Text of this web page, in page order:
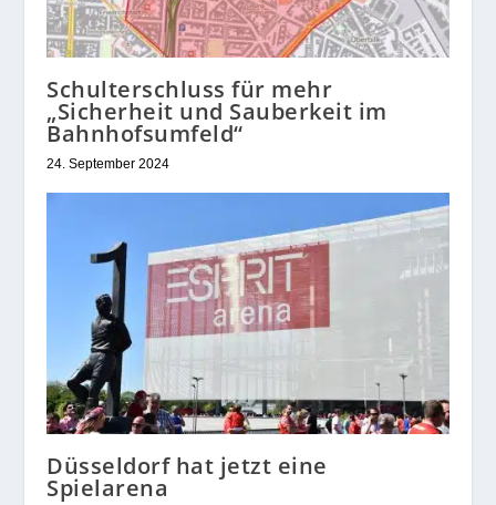
Schulterschluss für mehr
„Sicherheit und Sauberkeit im
Bahnhofsumfeld“
24. September 2024
Düsseldorf hat jetzt eine
Spielarena